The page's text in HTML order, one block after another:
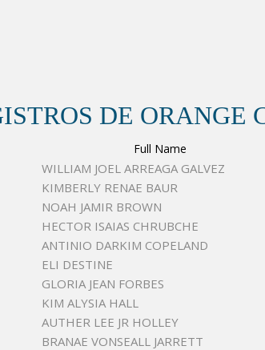
DE ORANGE
Full Name
WILLIAM JOEL ARREAGA GALVEZ
KIMBERLY RENAE BAUR
NOAH JAMIR BROWN
HECTOR ISAIAS CHRUBCHE
ANTINIO DARKIM COPELAND
ELI DESTINE
GLORIA JEAN FORBES
KIM ALYSIA HALL
AUTHER LEE JR HOLLEY
BRANAE VONSEALL JARRETT